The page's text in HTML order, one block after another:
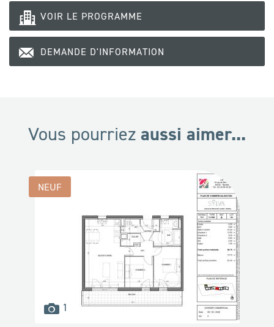
VOIR LE PROGRAMME
DEMANDE D'INFORMATION
Vous pourriez aussi aimer...
1 images
NEUF